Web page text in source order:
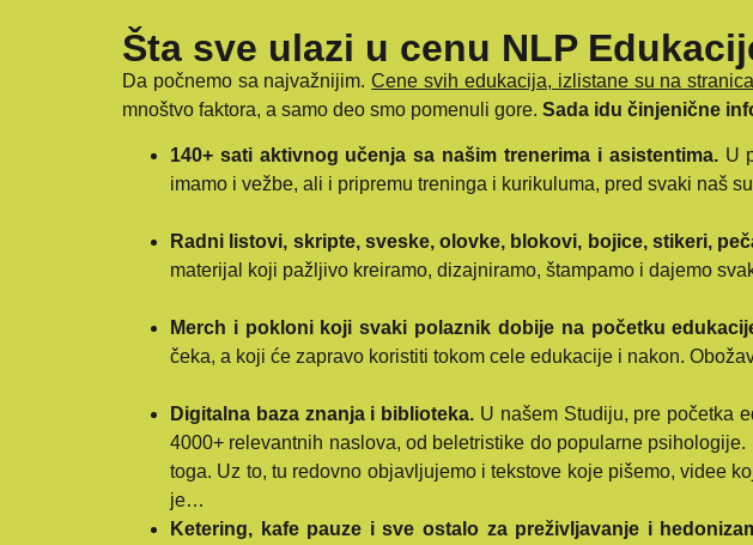
Šta sve ulazi u cenu NLP
Da počnemo sa najvažnijim.Cene svih edukacija, izlistane su na
mnoštvo faktora, a samo deo smo pomenuli gore. Sada idu činjenične
140+ sati aktivnog učenja sa našim trenerima i asistentima.U
imamo i vežbe, ali i pripremu treninga i kurikuluma, pred svaki naš
Radni listovi, skripte, sveske, olovke, blokovi, bojice, stikeri,
materijal koji pažljivo kreiramo, dizajniramo, štampamo i dajemo
Merch i pokloni koji svaki polaznik dobije na početku
čeka, a koji će zapravo koristiti tokom cele edukacije i nakon.
Digitalna baza znanja i biblioteka. U našem Studiju, pre početka
4000+ relevantnih naslova, od beletristike do popularne
toga. Uz to, tu redovno objavljujemo i tekstove koje pišemo, videe
je…
Ketering, kafe pauze i sve ostalo za preživljavanje i